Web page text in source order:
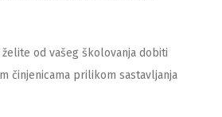
od vašeg školovanja dobiti
činjenicama prilikom sastavljanja